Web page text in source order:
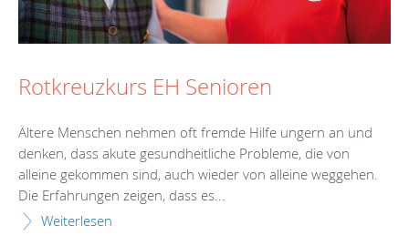
Rotkreuzkurs EH Senioren
Ältere Menschen nehmen oft fremde Hilfe ungern an und
denken, dass akute gesundheitliche Probleme, die von
alleine gekommen sind, auch wieder von alleine weggehen.
Die Erfahrungen zeigen, dass es...
Weiterlesen